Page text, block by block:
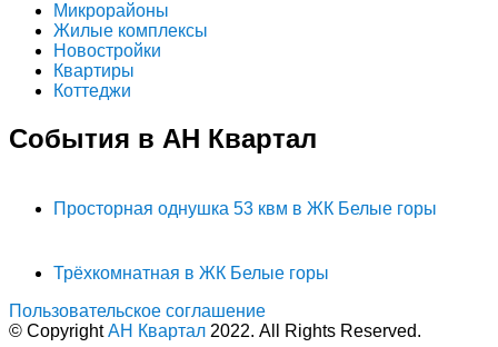
Микрорайоны
Жилые комплексы
Новостройки
Квартиры
Коттеджи
События в АН Квартал
Просторная однушка 53 квм в ЖК Белые горы
Трёхкомнатная в ЖК Белые горы
Пользовательское соглашение
© CopyrightАН Квартал 2022. All Rights Reserved.